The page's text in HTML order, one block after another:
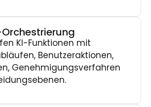
KI-Funktionen mit
Benutzeraktionen,
Genehmigungsverfahren